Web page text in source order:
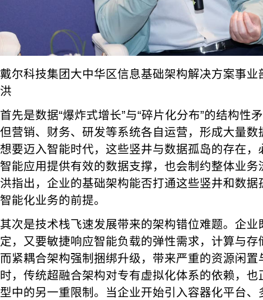
戴尔科技集团大中华区信息基础架构解决方案事
洪
首先是数据“爆炸式增长”与“碎片化分布”的结构性
但营销、财务、研发等系统各自运营，形成大量数
想要迈入智能时代，这些竖井与数据孤岛的存在
智能应用提供有效的数据支撑，也会制约整体业务
洪指出，企业的基础架构能否打通这些竖井和数
智能化业务的前提。
其次是技术栈飞速发展带来的架构错位难题。企
定，又要敏捷响应智能负载的弹性需求，计算与
而紧耦合架构强制捆绑升级，带来严重的资源闲
时，传统超融合架构对专有虚拟化体系的依赖，
型中的另一重限制。当企业开始引入容器化平台